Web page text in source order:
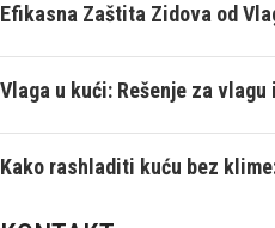
Efikasna Zaštita Zidova od
Vlaga u kući: Rešenje za
Kako rashladiti kuću bez